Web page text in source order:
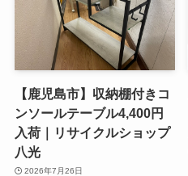
【鹿児島市】収納棚付きコ
ンソールテーブル4,400円
入荷｜リサイクルショップ
八光
2026年7月26日